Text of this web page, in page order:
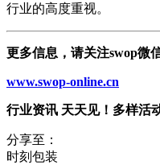
行业的高度重视。
更多信息，请关注swop微
www.swop-online.cn
行业资讯 天天见！多样活
分享至：
时刻包装